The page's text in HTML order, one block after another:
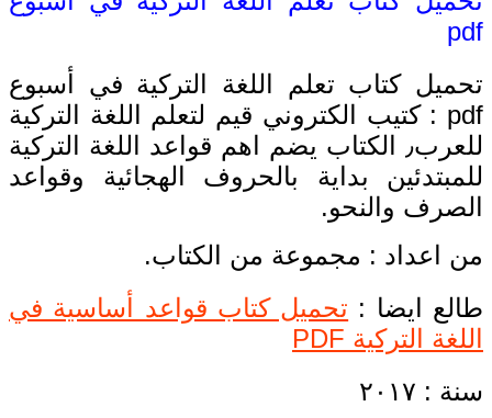
pdf
تحميل كتاب تعلم اللغة التركية في أسبوع
pdf : كتيب الكتروني قيم لتعلم اللغة التركية
للعرب٫ الكتاب يضم اهم قواعد اللغة التركية
للمبتدئين بداية بالحروف الهجائية وقواعد
الصرف والنحو.
من اعداد : مجموعة من الكتاب.
طالع ايضا : تحميل كتاب قواعد أساسية في
اللغة التركية PDF
سنة : ٢٠١٧